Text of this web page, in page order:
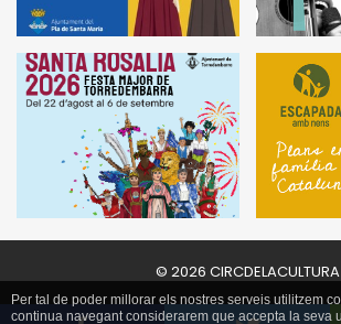
© 2026 CIRCDELACULTURA
Per tal de poder millorar els nostres serveis utilitzem
continua navegant considerarem que accepta la seva